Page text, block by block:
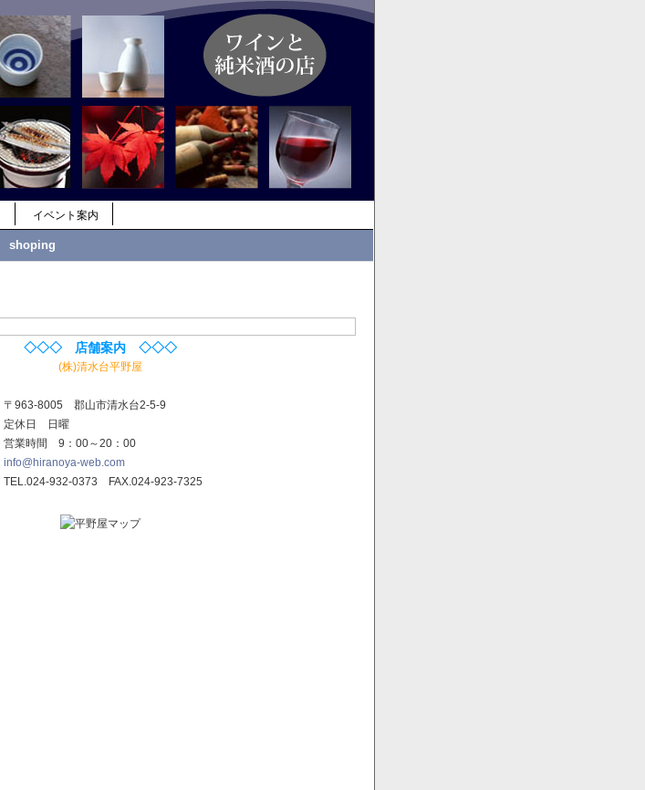
イベント案内
shoping
◇◇◇ 店舗案内 ◇◇◇
(株)清水台平野屋
〒963-8005 郡山市清水台2-5-9
定休日 日曜
営業時間 9：00～20：00
info@hiranoya-web.com
TEL.024-932-0373 FAX.024-923-7325